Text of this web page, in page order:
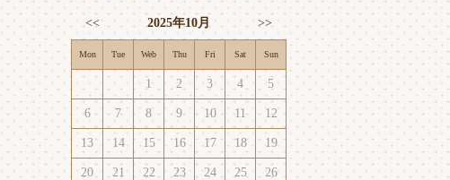
<< 2025年10月 >>
Mon Tue Web Thu Fri Sat Sun
1 2 3 4 5
6 7 8 9 10 11 12
13 14 15 16 17 18 19
20 21 22 23 24 25 26